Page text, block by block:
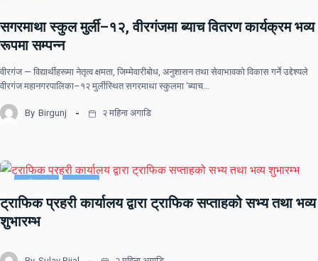
सगरमाथा स्कुल मुर्ली–१२, वीरगंजमा ब्याच वितरण कार्यक्रम भव्य
रूपमा सम्पन्न
वीरगंज — विद्यार्थीहरूमा नेतृत्व क्षमता, जिम्मेवारीबोध, अनुशासन तथा सेवाभावको विकास गर्ने उद्देश्यले
वीरगंज महानगरपालिका–१२ मुर्लीस्थित सगरमाथा स्कुलमा ‘ब्याच…
By Birgunj २ महिना अगाडि
ट्राफिक प्रहरी कार्यालय द्वारा ट्राफिक सप्ताहको सभ्य तथा भव्य
शुभारम्भ